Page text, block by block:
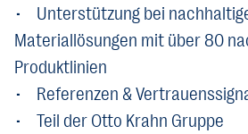
• Unterstützung bei
Materiallösungen mit über 80
Produktlinien
• Referenzen &
• Teil der Otto Krahn Gruppe